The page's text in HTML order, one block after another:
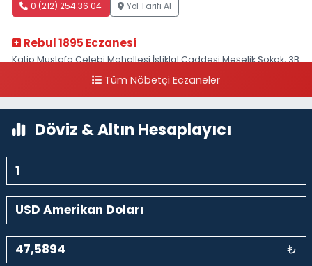
0 (212) 254 36 04 Yol Tarifi Al
Rebul 1895 Eczanesi
Katip Mustafa Çelebi Mahallesi İstiklal Caddesi Meşelik Sokak, 3B
Tüm Nöbetçi Eczaneler
Döviz & Altın Hesaplayıcı
₺